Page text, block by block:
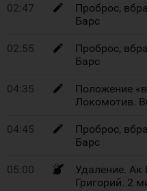
02:47
Проброс,
Барс
02:55
Проброс,
Барс
04:35
Положение
Локомотив.
04:45
Проброс,
Барс
05:00
Удаление. Ак
Григорий. 2